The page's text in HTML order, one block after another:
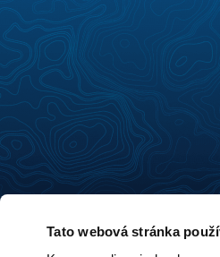
Tato webová stránka